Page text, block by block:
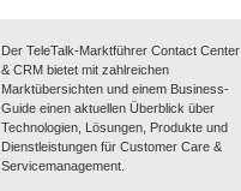
Der TeleTalk-Marktführer Contact Center
& CRM bietet mit zahlreichen
Marktübersichten und einem Business-
Guide einen aktuellen Überblick über
Technologien, Lösungen, Produkte und
Dienstleistungen für Customer Care &
Servicemanagement.